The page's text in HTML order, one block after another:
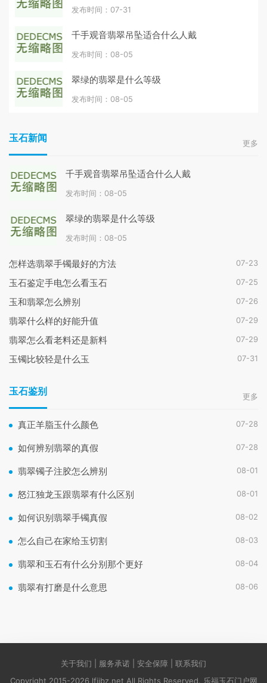
发布时间：07-31
千手观音翡翠吊坠适合什么人戴
发布时间：08-05
翠绿的翡翠是什么等级
发布时间：08-05
玉石新闻 更多
千手观音翡翠吊坠适合什么人戴
发布时间：08-05
翠绿的翡翠是什么等级
发布时间：08-05
怎样选翡翠手镯最好的方法 07-23
玉石鉴定手电怎么看玉石 07-25
玉和翡翠怎么辨别 07-26
翡翠什么样的好能升值 07-29
翡翠怎么看老料还是新料 07-29
玉镯比较轻是什么玉 07-31
玉石鉴别 更多
真正羊脂玉什么颜色 07-28
如何辨别翡翠的真假 07-28
翡翠镯子注胶怎么辨别 08-01
怒江独龙玉跟翡翠有什么区别 08-01
如何识别翡翠手镯真假 08-02
怎么自己在家给玉切割 08-03
翡翠和玉石有什么分别那个更好 08-04
翡翠有打磨是什么意思 08-06
关于我们 | 服务承诺 | 安全保障 | 联系我们
Copyright 2015-2026 lfjibz.net All Rights Reserved. 乐福玉石门户网